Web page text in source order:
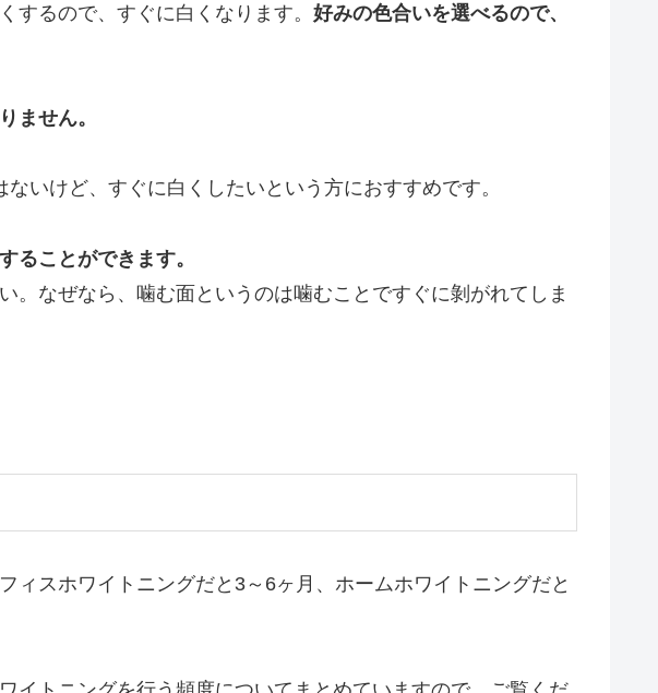
するので、すぐに白くなります。 好みの色合いを選べるので、
ません。
いけど、すぐに白くしたいという方におすすめです。
ることができます。
。なぜなら、噛む面というのは噛むことですぐに剝がれてしま
ィスホワイトニングだと3～6ヶ月、ホームホワイトニングだと